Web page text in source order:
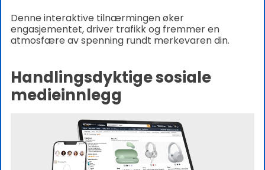
Denne interaktive tilnærmingen øker
engasjementet, driver trafikk og fremmer en
atmosfære av spenning rundt merkevaren din.
Handlingsdyktige sosiale
medieinnlegg